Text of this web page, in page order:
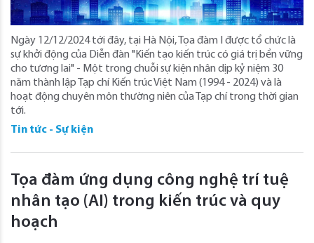
Ngày 12/12/2024 tới đây, tại Hà Nội, Tọa đàm I được tổ chức là
sự khởi động của Diễn đàn "Kiến tạo kiến trúc có giá trị bền vững
cho tương lai" - Một trong chuỗi sự kiện nhân dịp kỷ niệm 30
năm thành lập Tạp chí Kiến trúc Việt Nam (1994 - 2024) và là
hoạt động chuyên môn thường niên của Tạp chí trong thời gian
tới.
Tin tức - Sự kiện
Tọa đàm ứng dụng công nghệ trí tuệ
nhân tạo (AI) trong kiến trúc và quy
hoạch